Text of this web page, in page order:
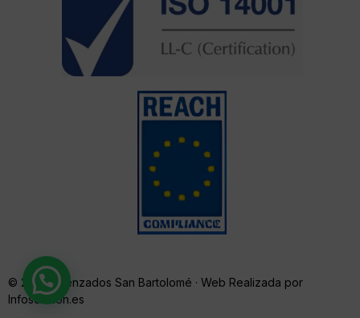
© 2024· Trenzados San Bartolomé · Web Realizada por
Infosolution.es